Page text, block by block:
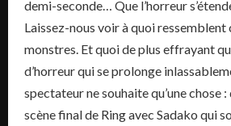
demi-seconde… Que l’horreur
Laissez-nous voir à quoi ressemblent
monstres. Et quoi de plus effrayant
d’horreur qui se prolonge
spectateur ne souhaite qu’une chose :
scène final de Ring avec Sadako qui